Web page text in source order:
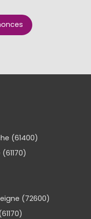
(61400)
(72600)